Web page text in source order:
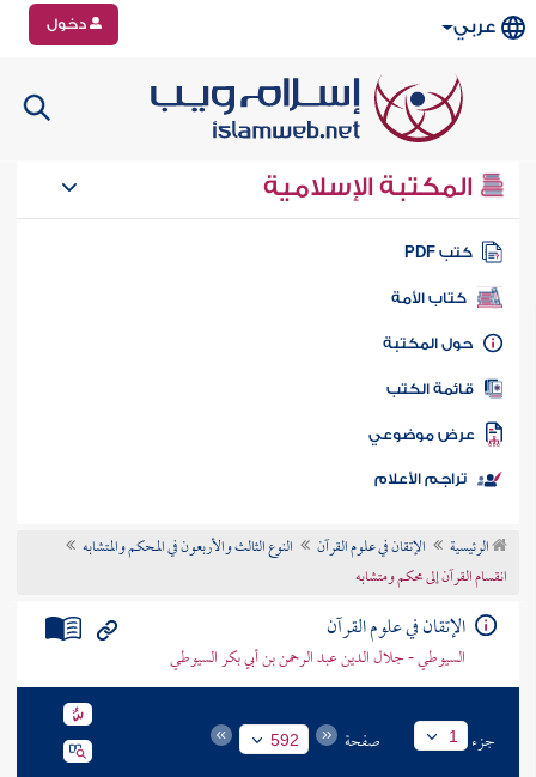
عربي دخول
المكتبة الإسلامية
كتب PDF
كتاب الأمة
المكتبة
الكتب
موضوعي
تراجم الأعلام
الرئيسية الإتقان في علوم القرآن
النوع الثالث والأربعون في المحكم والمتشابه
انقسام القرآن إلى محكم ومتشابه
الإتقان في علوم القرآن
السيوطي - جلال الدين عبد الرحمن بن أبي بكر السيوطي
جزء 1 صفحة 592